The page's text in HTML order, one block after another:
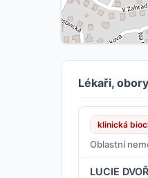
Lékaři,
klinická
Oblastní
LUCIE